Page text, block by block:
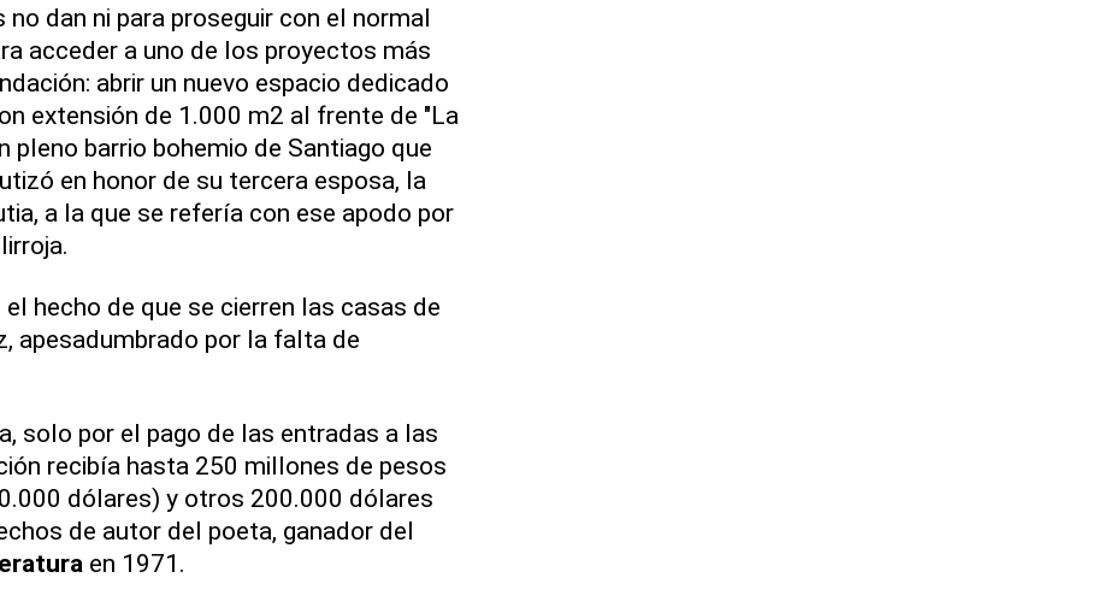
dan ni para proseguir con el normal
acceder a uno de los proyectos más
abrir un nuevo espacio dedicado
extensión de 1.000 m2 al frente de "La
pleno barrio bohemio de Santiago que
en honor de su tercera esposa, la
a la que se refería con ese apodo por
hecho de que se cierren las casas de
apesadumbrado por la falta de
solo por el pago de las entradas a las
recibía hasta 250 millones de pesos
dólares) y otros 200.000 dólares
de autor del poeta, ganador del
en 1971.